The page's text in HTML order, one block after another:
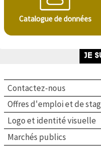
Catalogue de données
Contactez-nous
Offres d'emploi et de
Logo et identité visuelle
Marchés publics